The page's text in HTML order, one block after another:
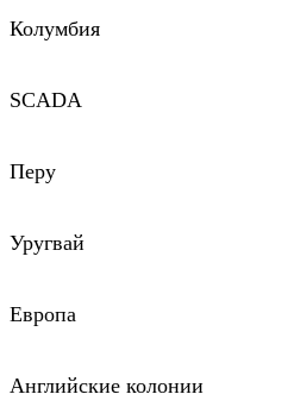
Колумбия
SCADA
Перу
Уругвай
Европа
Английские колонии